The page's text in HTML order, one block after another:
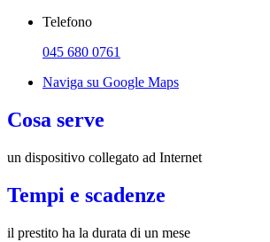
Telefono
045 680 0761
Naviga su Google Maps
Cosa serve
un dispositivo collegato ad Internet
Tempi e scadenze
il prestito ha la durata di un mese